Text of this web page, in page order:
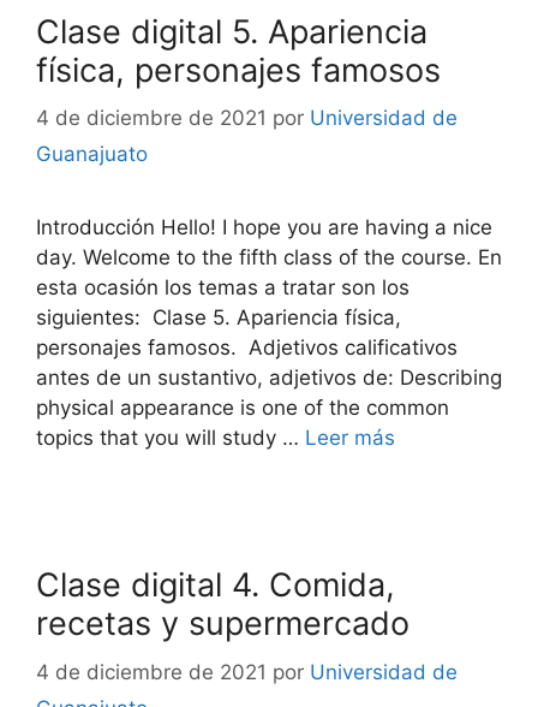
Clase digital 5. Apariencia
física, personajes famosos
4 de diciembre de 2021 por Universidad de
Guanajuato
Introducción Hello! I hope you are having a nice
day. Welcome to the fifth class of the course. En
esta ocasión los temas a tratar son los
siguientes: Clase 5. Apariencia física,
personajes famosos. Adjetivos calificativos
antes de un sustantivo, adjetivos de: Describing
physical appearance is one of the common
topics that you will study … Leer más
Clase digital 4. Comida,
recetas y supermercado
4 de diciembre de 2021 por Universidad de